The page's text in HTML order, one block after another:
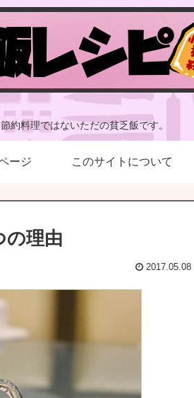
約料理ではないただの貧乏飯です。
ージ このサイトについて
の理由
2017.05.08